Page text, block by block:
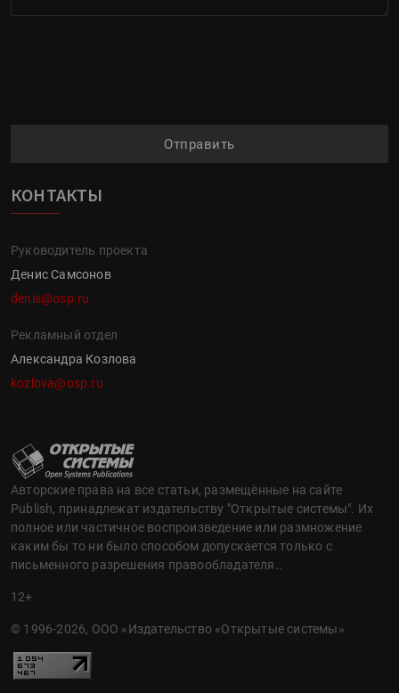
Отправить
КОНТАКТЫ
Руководитель проекта
Денис Самсонов
denis@osp.ru
Рекламный отдел
Александра Козлова
kozlova@osp.ru
Авторские права на все статьи, размещённые на сайте
Publish, принадлежат издательству "Открытые системы". Их
полное или частичное воспроизведение или размножение
каким бы то ни было способом допускается только с
письменного разрешения правообладателя..
12+
© 1996-2026, ООО «Издательство «Открытые системы»